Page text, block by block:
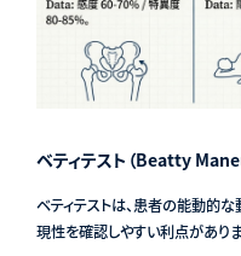
ベティテスト（Beatty
ベティテストは、患者の能動的
現性を確認しやすい利点がありま